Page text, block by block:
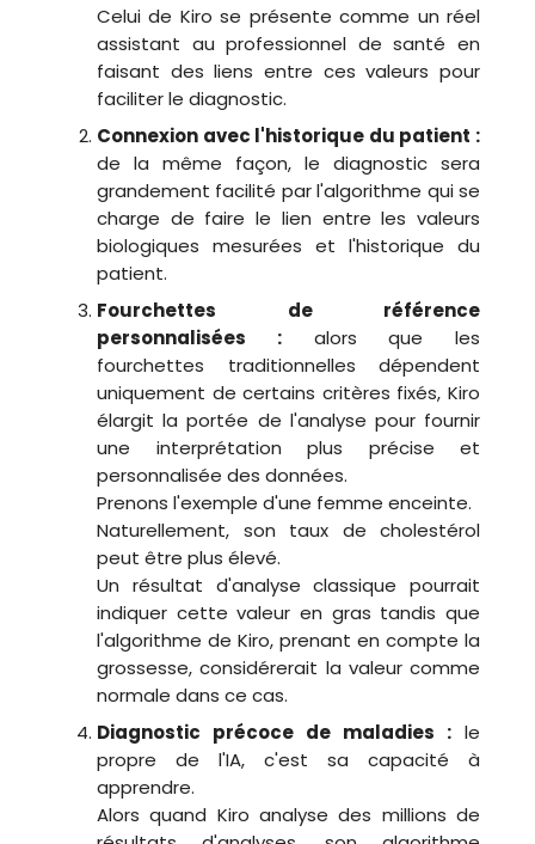
Celui de Kiro se présente comme un réel
assistant au professionnel de santé en
faisant des liens entre ces valeurs pour
faciliter le diagnostic.
Connexion avec l'historique du patient :
de la même façon, le diagnostic sera
grandement facilité par l'algorithme qui se
charge de faire le lien entre les valeurs
biologiques mesurées et l'historique du
patient.
Fourchettes de référence
personnalisées :alors que les
fourchettes traditionnelles dépendent
uniquement de certains critères fixés, Kiro
élargit la portée de l'analyse pour fournir
une interprétation plus précise et
personnalisée des données.
Prenons l'exemple d'une femme enceinte.
Naturellement, son taux de cholestérol
peut être plus élevé.
Un résultat d'analyse classique pourrait
indiquer cette valeur en gras tandis que
l'algorithme de Kiro, prenant en compte la
grossesse, considérerait la valeur comme
normale dans ce cas.
Diagnostic précoce de maladies : le
propre de l'IA, c'est sa capacité à
apprendre.
Alors quand Kiro analyse des millions de